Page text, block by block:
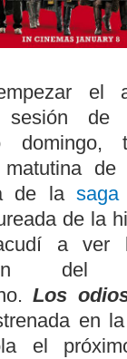
el
sesión de
domingo,
matutina de
de la saga
de la
a ver
del
Los
en
el